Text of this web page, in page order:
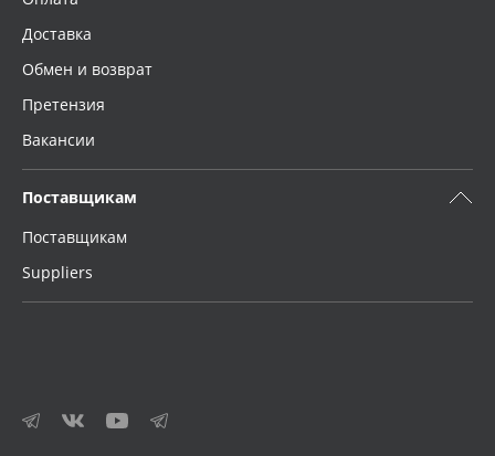
Доставка
Обмен и возврат
Претензия
Вакансии
Поставщикам
Поставщикам
Suppliers